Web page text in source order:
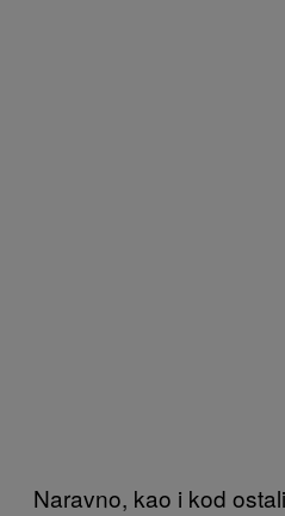
Naravno, kao i kod